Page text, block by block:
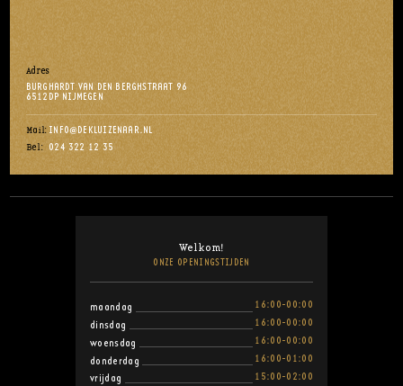
Adres
BURGHARDT VAN DEN BERGHSTRAAT 96
6512DP NIJMEGEN
Mail: INFO@DEKLUIZENAAR.NL
Bel: 024 322 12 35
Welkom!
ONZE OPENINGSTIJDEN
maandag
16:00-00:00
dinsdag
16:00-00:00
woensdag
16:00-00:00
donderdag
16:00-01:00
vrijdag
15:00-02:00